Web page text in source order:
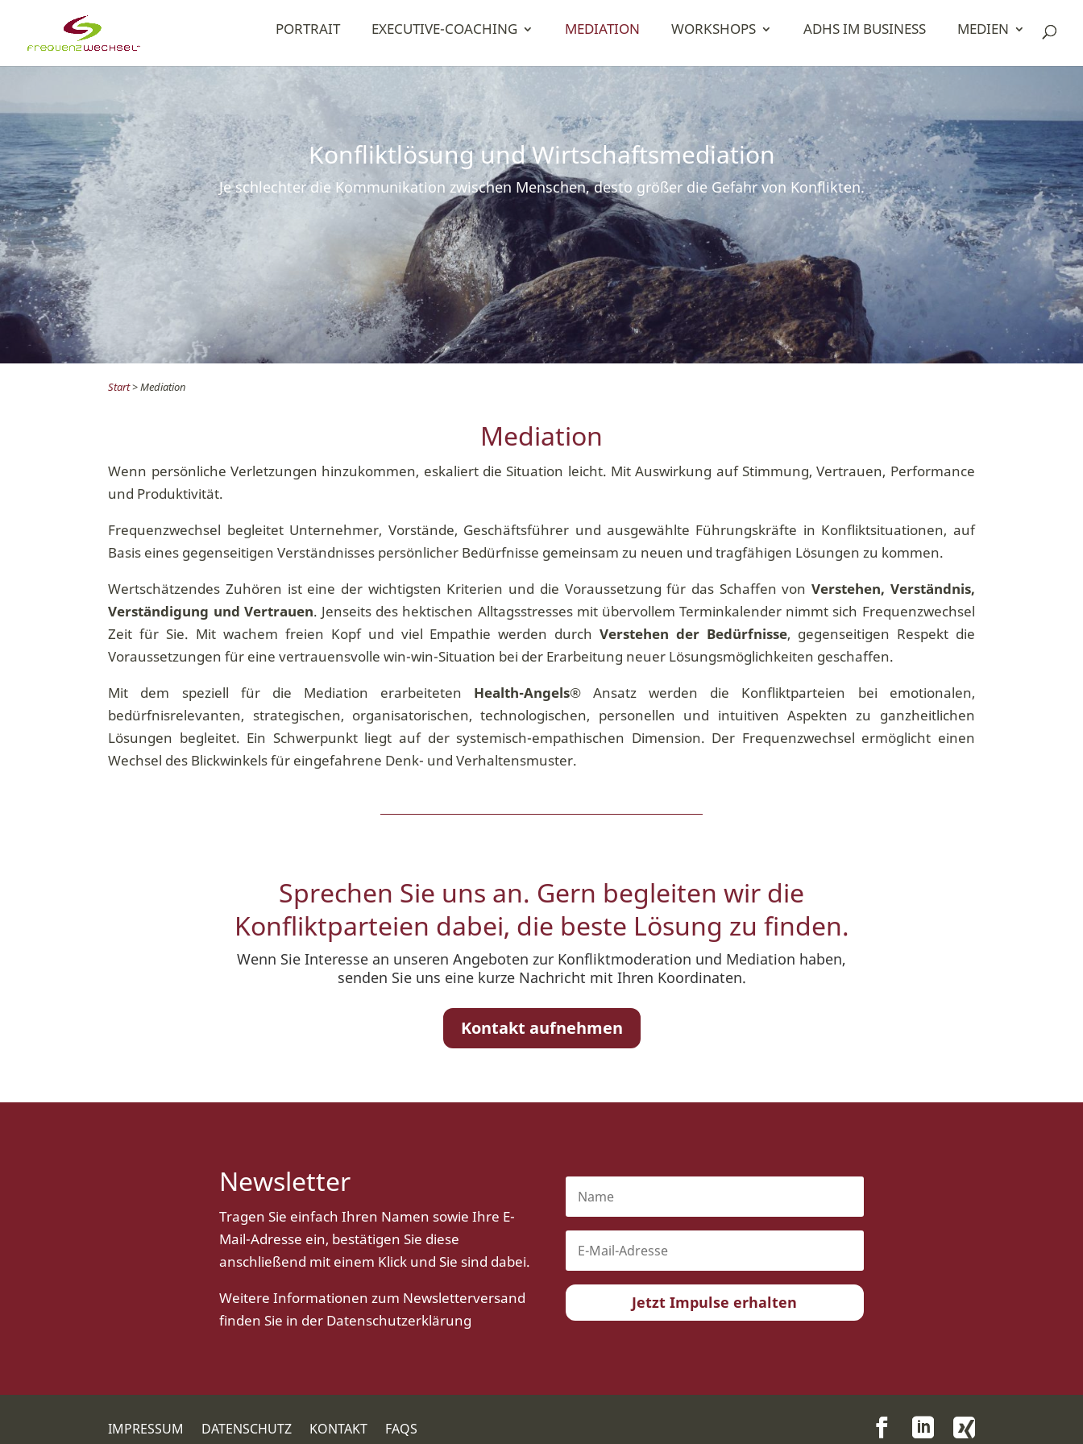
PORTRAIT EXECUTIVE-COACHING MEDIATION WORKSHOPS ADHS IM BUSINESS MEDIEN
Konfliktlösung und Wirtschaftsmediation
Je schlechter die Kommunikation zwischen Menschen, desto größer die Gefahr von Konflikten.
Start> Mediation
Mediation
Wenn persönliche Verletzungen hinzukommen, eskaliert die Situation leicht. Mit Auswirkung auf Stimmung, Vertrauen, Performance
und Produktivität.
Frequenzwechsel begleitet Unternehmer, Vorstände, Geschäftsführer und ausgewählte Führungskräfte in Konfliktsituationen, auf
Basis eines gegenseitigen Verständnisses persönlicher Bedürfnisse gemeinsam zu neuen und tragfähigen Lösungen zu kommen.
Wertschätzendes Zuhören ist eine der wichtigsten Kriterien und die Voraussetzung für das Schaffen von Verstehen, Verständnis,
Verständigung und Vertrauen. Jenseits des hektischen Alltagsstresses mit übervollem Terminkalender nimmt sich Frequenzwechsel
Zeit für Sie. Mit wachem freien Kopf und viel Empathie werden durchVerstehen der Bedürfnisse, gegenseitigen Respekt die
Voraussetzungen für eine vertrauensvolle win-win-Situation bei der Erarbeitung neuer Lösungsmöglichkeiten geschaffen.
Mit dem speziell für die Mediation erarbeiteten Health-Angels® Ansatz werden die Konfliktparteien bei emotionalen,
bedürfnisrelevanten, strategischen, organisatorischen, technologischen, personellen und intuitiven Aspekten zu ganzheitlichen
Lösungen begleitet. Ein Schwerpunkt liegt auf der systemisch-empathischen Dimension. Der Frequenzwechsel ermöglicht einen
Wechsel des Blickwinkels für eingefahrene Denk- und Verhaltensmuster.
Sprechen Sie uns an. Gern begleiten wir die
Konfliktparteien dabei, die beste Lösung zu finden.
Wenn Sie Interesse an unseren Angeboten zur Konfliktmoderation und Mediation haben,
senden Sie uns eine kurze Nachricht mit Ihren Koordinaten.
Kontakt aufnehmen
Newsletter
Tragen Sie einfach Ihren Namen sowie Ihre E-
Mail-Adresse ein, bestätigen Sie diese
anschließend mit einem Klick und Sie sind dabei.
Weitere Informationen zum Newsletterversand
finden Sie in der Datenschutzerklärung
Jetzt Impulse erhalten
IMPRESSUM DATENSCHUTZ KONTAKT FAQS